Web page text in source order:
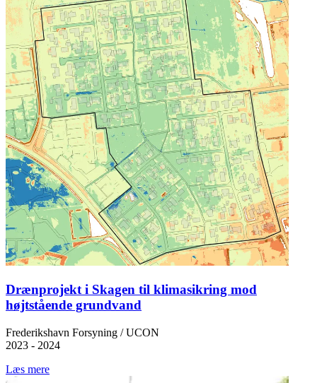
Drænprojekt i Skagen til klimasikring mod
højtstående grundvand
Frederikshavn Forsyning / UCON
2023 - 2024
Læs mere